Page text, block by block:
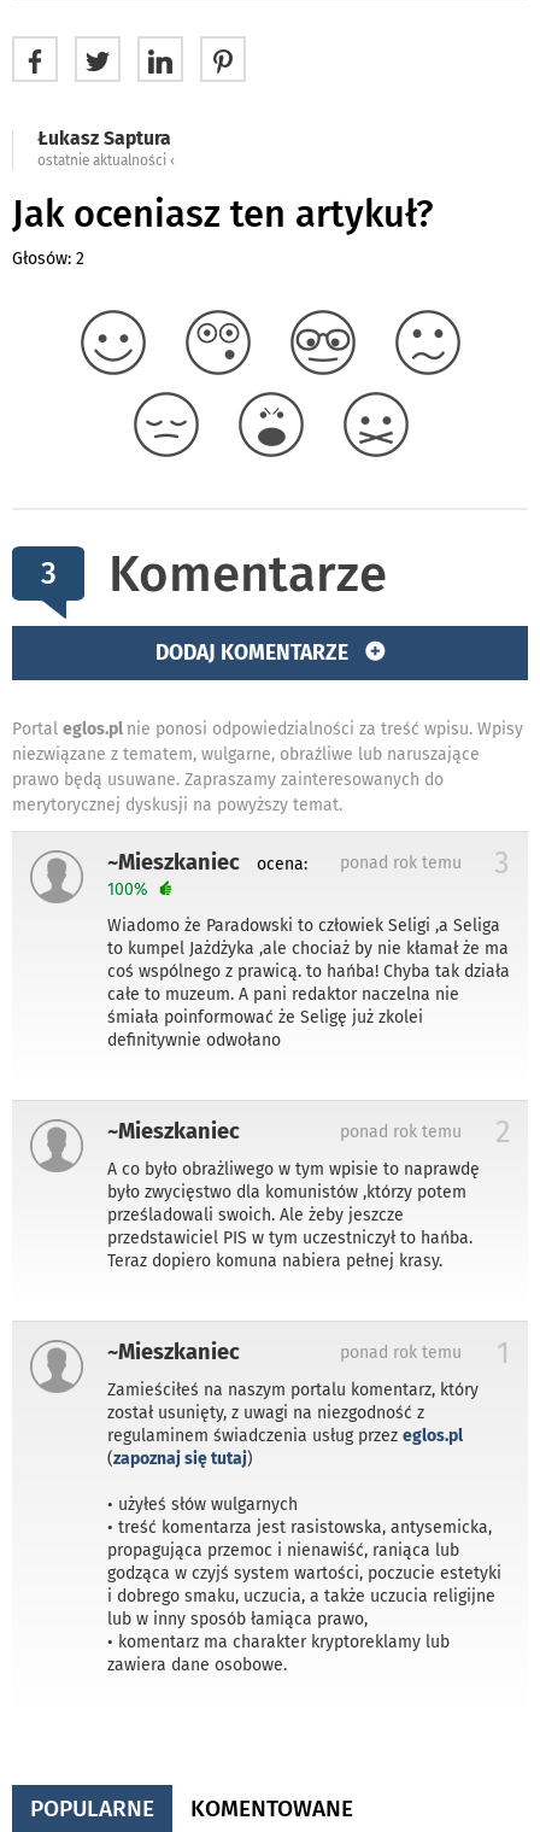
Łukasz Saptura
ostatnie aktualności ‹
Jak oceniasz ten artykuł?
Głosów: 2
3 Komentarze
DODAJ KOMENTARZE
Portal eglos.pl nie ponosi odpowiedzialności za treść wpisu. Wpisy
niezwiązane z tematem, wulgarne, obraźliwe lub naruszające
prawo będą usuwane. Zapraszamy zainteresowanych do
merytorycznej dyskusji na powyższy temat.
~Mieszkaniec 3
ponad rok temu
ocena:
100%
Wiadomo że Paradowski to człowiek Seligi ,a Seliga
to kumpel Jażdżyka ,ale chociaż by nie kłamał że ma
coś wspólnego z prawicą. to hańba! Chyba tak działa
całe to muzeum. A pani redaktor naczelna nie
śmiała poinformować że Seligę już zkolei
definitywnie odwołano
~Mieszkaniec 2
ponad rok temu
A co było obrażliwego w tym wpisie to naprawdę
było zwycięstwo dla komunistów ,którzy potem
prześladowali swoich. Ale żeby jeszcze
przedstawiciel PIS w tym uczestniczył to hańba.
Teraz dopiero komuna nabiera pełnej krasy.
~Mieszkaniec 1
ponad rok temu
Zamieściłeś na naszym portalu komentarz, który
został usunięty, z uwagi na niezgodność z
regulaminem świadczenia usług przez eglos.pl
(zapoznaj się tutaj)
• użyłeś słów wulgarnych
• treść komentarza jest rasistowska, antysemicka,
propagująca przemoc i nienawiść, raniąca lub
godząca w czyjś system wartości, poczucie estetyki
i dobrego smaku, uczucia, a także uczucia religijne
lub w inny sposób łamiąca prawo,
• komentarz ma charakter kryptoreklamy lub
zawiera dane osobowe.
POPULARNE KOMENTOWANE